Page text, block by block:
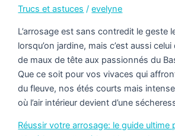
Trucs et astuces /evelyne
L’arrosage est sans contredit le geste
lorsqu’on jardine, mais c’est aussi
de maux de tête aux passionnés du
Que ce soit pour vos vivaces qui
du fleuve, nos étés courts mais
où l’air intérieur devient d’une
Réussir votre arrosage: le guide ultime